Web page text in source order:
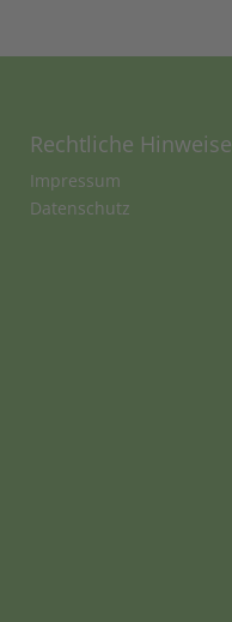
Rechtliche Hinweise
Impressum
Datenschutz